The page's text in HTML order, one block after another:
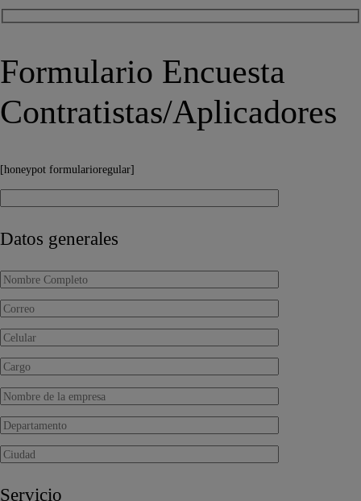
Formulario Encuesta
Contratistas/Aplicadores
[honeypot formularioregular]
Datos generales
Servicio